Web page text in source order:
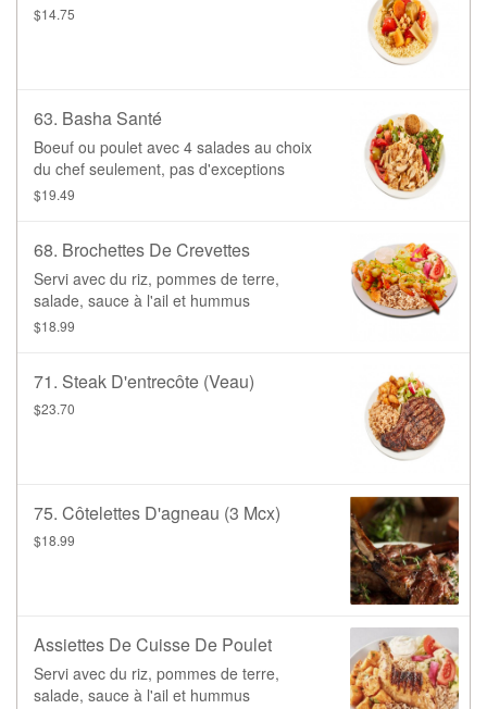
$14.75
63. Basha Santé
Boeuf ou poulet avec 4 salades au choix
du chef seulement, pas d'exceptions
$19.49
68. Brochettes De Crevettes
Servi avec du riz, pommes de terre,
salade, sauce à l'ail et hummus
$18.99
71. Steak D'entrecôte (Veau)
$23.70
75. Côtelettes D'agneau (3 Mcx)
$18.99
Assiettes De Cuisse De Poulet
Servi avec du riz, pommes de terre,
salade, sauce à l'ail et hummus